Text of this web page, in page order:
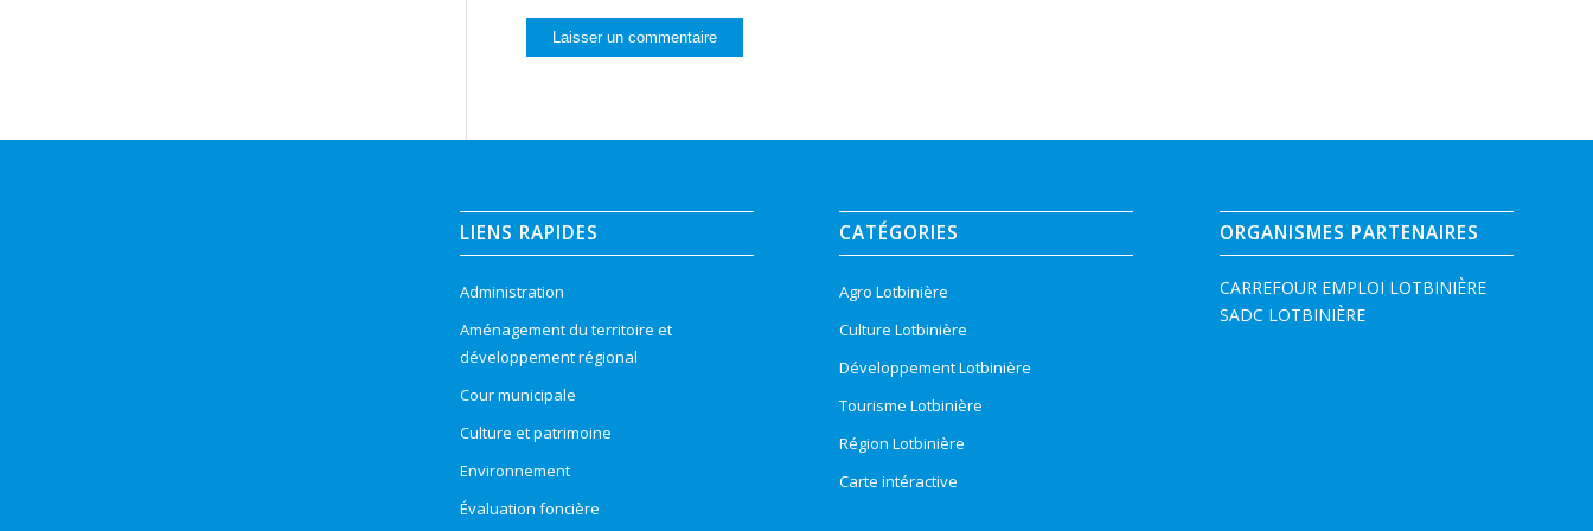
LIENS RAPIDES
Administration
Aménagement du territoire et
développement régional
Cour municipale
Culture et patrimoine
Environnement
Évaluation foncière
CATÉGORIES
Agro Lotbinière
Culture Lotbinière
Développement Lotbinière
Tourisme Lotbinière
Région Lotbinière
Carte intéractive
ORGANISMES PARTENAIRES
CARREFOUR EMPLOI LOTBINIÈRE
SADC LOTBINIÈRE